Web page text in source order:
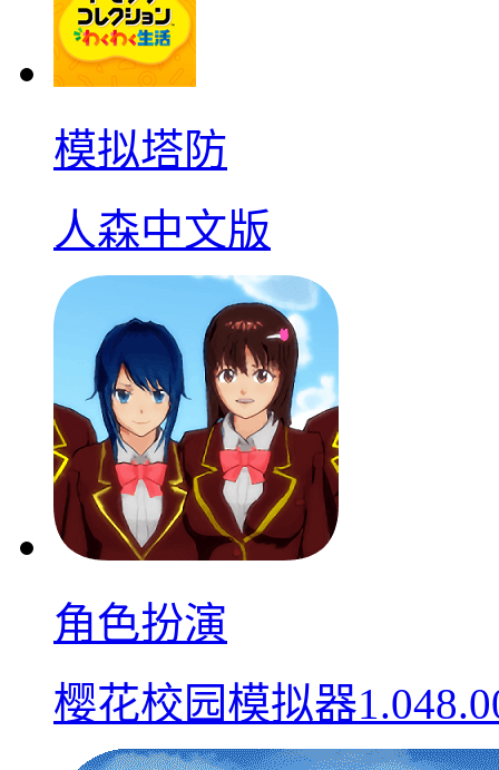
模拟塔防
人森中文版
角色扮演
樱花校园模拟器